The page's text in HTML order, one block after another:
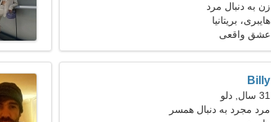
زن به دنبال مرد
هایبری، بریتانیا
عشق واقعی
Billy
31 سال, دلو
مرد مجرد به دنبال همسر